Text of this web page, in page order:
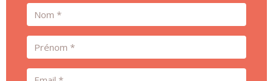
Nom
Prénom
Email